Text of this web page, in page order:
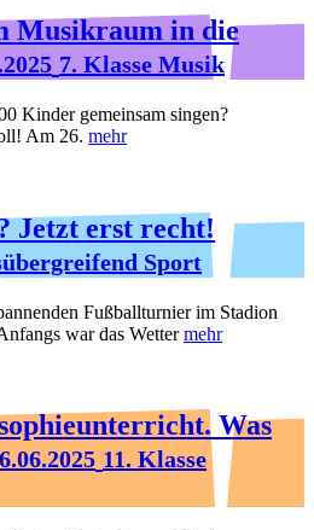
Musikraum in die
7. Klasse Musik
Kinder gemeinsam singen?
Am 26. mehr
Jetzt erst recht!
Sport
Fußballturnier im Stadion
war das Wettermehr
Was
11. Klasse